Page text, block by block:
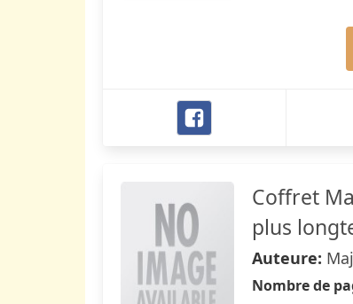
Coffret
plus
Auteure:
Nombre de